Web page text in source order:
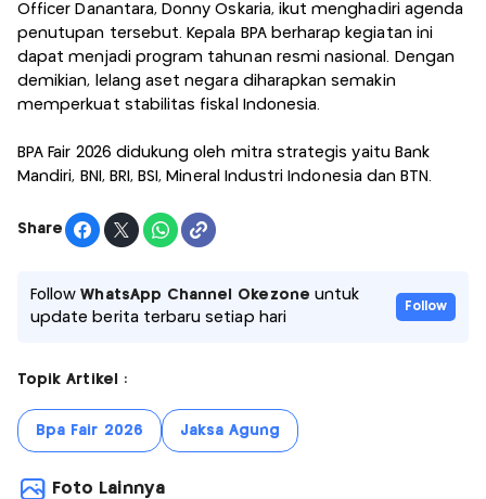
Officer Danantara, Donny Oskaria, ikut menghadiri agenda
penutupan tersebut. Kepala BPA berharap kegiatan ini
dapat menjadi program tahunan resmi nasional. Dengan
demikian, lelang aset negara diharapkan semakin
memperkuat stabilitas fiskal Indonesia.
BPA Fair 2026 didukung oleh mitra strategis yaitu Bank
Mandiri, BNI, BRI, BSI, Mineral Industri Indonesia dan BTN.
Share
FollowWhatsApp Channel Okezone untuk
update berita terbaru setiap hari
Follow
Topik Artikel :
Bpa Fair 2026 Jaksa Agung
Foto Lainnya